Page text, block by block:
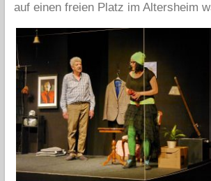
auf einen freien Platz im Altersheim